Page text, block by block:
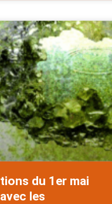
du 1er mai
les